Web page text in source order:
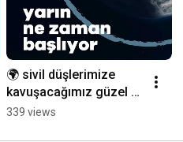
🌍 sivil düşlerimize
kavuşacağımız güzel
yarınları bekliyoruz.
339 views